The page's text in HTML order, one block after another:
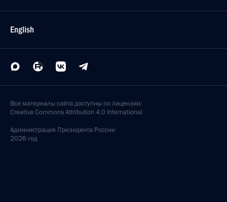
English
Все материалы сайта доступны по лицензии:
Creative Commons Attribution 4.0 International
Администрация Президента России
2026 год